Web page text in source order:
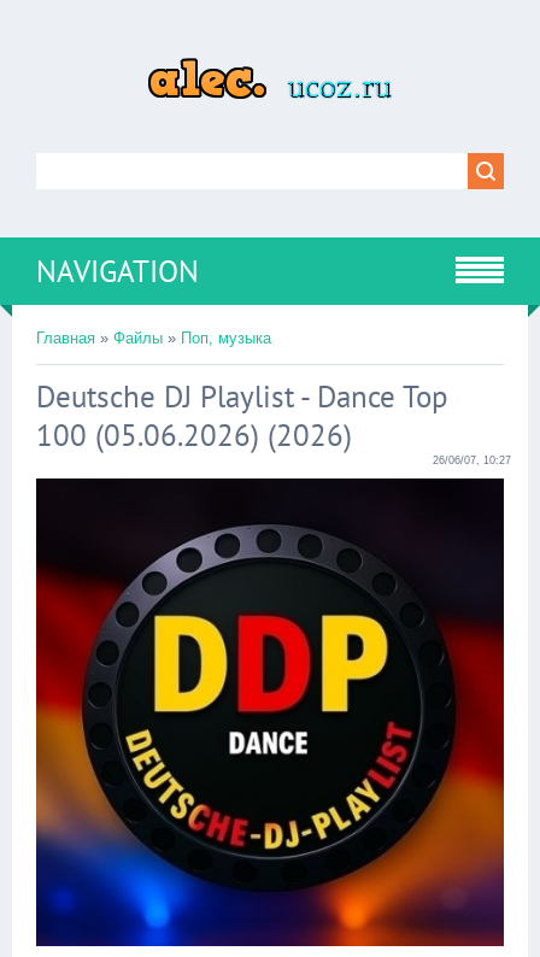
NAVIGATION
Главная » Файлы » Поп, музыка
Deutsche DJ Playlist - Dance Top
100 (05.06.2026) (2026)
26/06/07, 10:27